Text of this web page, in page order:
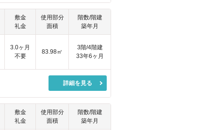
敷金
礼金
使用部分
面積
階数/階建
築年月
3.0ヶ月
不要
83.98㎡
3階/4階建
33年6ヶ月
詳細を見る
敷金
礼金
使用部分
面積
階数/階建
築年月